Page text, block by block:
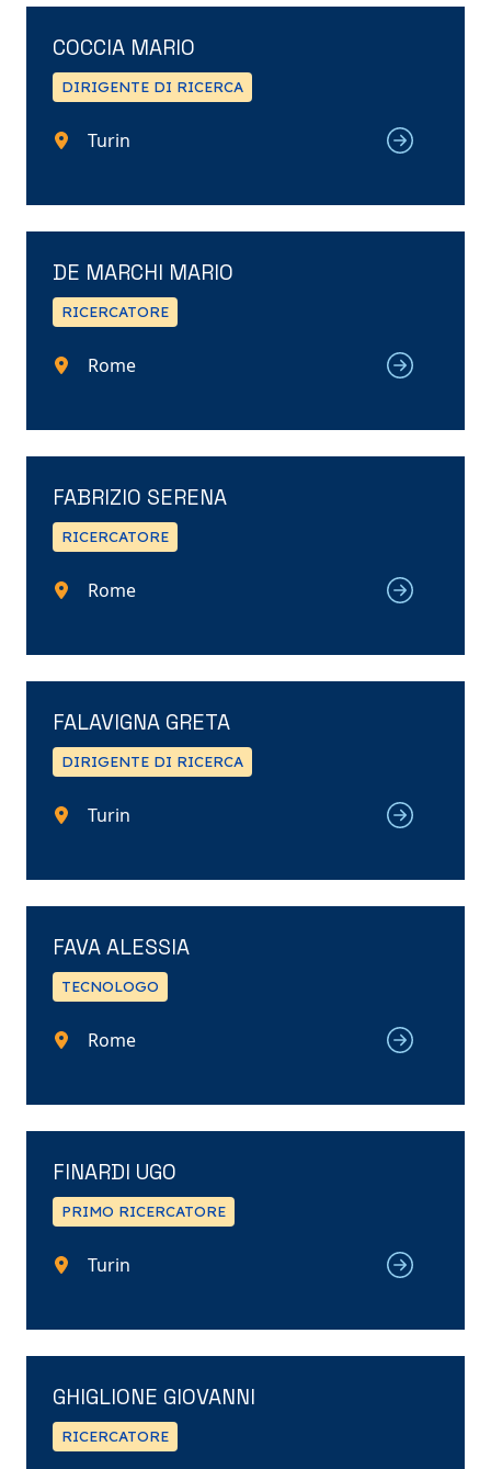
COCCIA MARIO
DIRIGENTE DI RICERCA
Turin
DE MARCHI MARIO
RICERCATORE
Rome
FABRIZIO SERENA
RICERCATORE
Rome
FALAVIGNA GRETA
DIRIGENTE DI RICERCA
Turin
FAVA ALESSIA
TECNOLOGO
Rome
FINARDI UGO
PRIMO RICERCATORE
Turin
GHIGLIONE GIOVANNI
RICERCATORE